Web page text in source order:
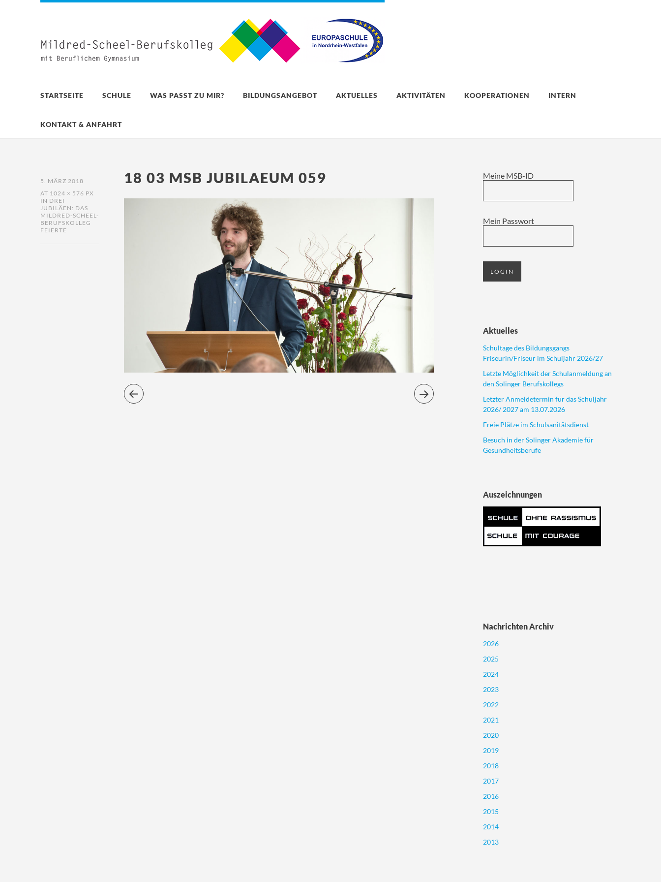
STARTSEITE SCHULE WAS PASST ZU MIR? BILDUNGSANGEBOT AKTUELLES AKTIVITÄTEN KOOPERATIONEN INTERN
KONTAKT & ANFAHRT
5. MÄRZ 2018
AT 1024 × 576 PX
IN DREI
JUBILÄEN: DAS
MILDRED-SCHEEL-
BERUFSKOLLEG
FEIERTE
18 03 MSB JUBILAEUM 059 Meine MSB-ID
Mein Passwort
Aktuelles
Schultage des Bildungsgangs
Friseurin/Friseur im Schuljahr 2026/27
Letzte Möglichkeit der Schulanmeldung an
den Solinger Berufskollegs
Letzter Anmeldetermin für das Schuljahr
2026/ 2027 am 13.07.2026
Freie Plätze im Schulsanitätsdienst
Besuch in der Solinger Akademie für
Gesundheitsberufe
Auszeichnungen
Nachrichten Archiv
2026
2025
2024
2023
2022
2021
2020
2019
2018
2017
2016
2015
2014
2013